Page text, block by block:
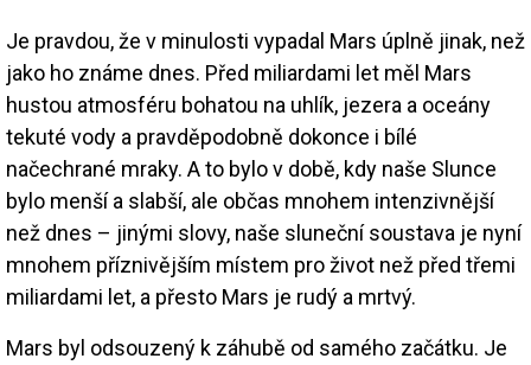
Je pravdou, že v minulosti vypadal Mars úplně jinak, než
jako ho známe dnes. Před miliardami let měl Mars
hustou atmosféru bohatou na uhlík, jezera a oceány
tekuté vody a pravděpodobně dokonce i bílé
načechrané mraky. A to bylo v době, kdy naše Slunce
bylo menší a slabší, ale občas mnohem intenzivnější
než dnes – jinými slovy, naše sluneční soustava je nyní
mnohem příznivějším místem pro život než před třemi
miliardami let, a přesto Mars je rudý a mrtvý.
Mars byl odsouzený k záhubě od samého začátku. Je